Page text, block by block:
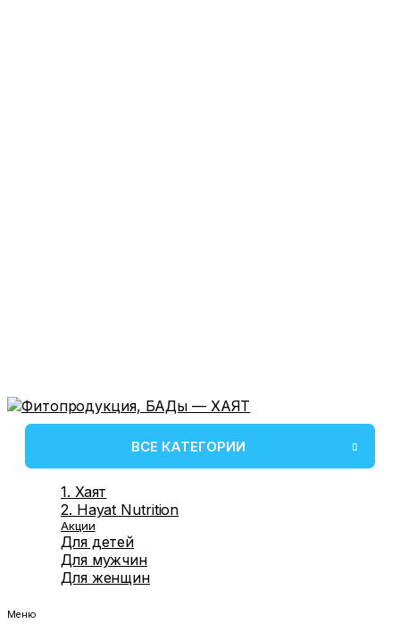
ВСЕ КАТЕГОРИИ
1. Хаят
2. Hayat Nutrition
Акции
Для детей
Для мужчин
Для женщин
Меню